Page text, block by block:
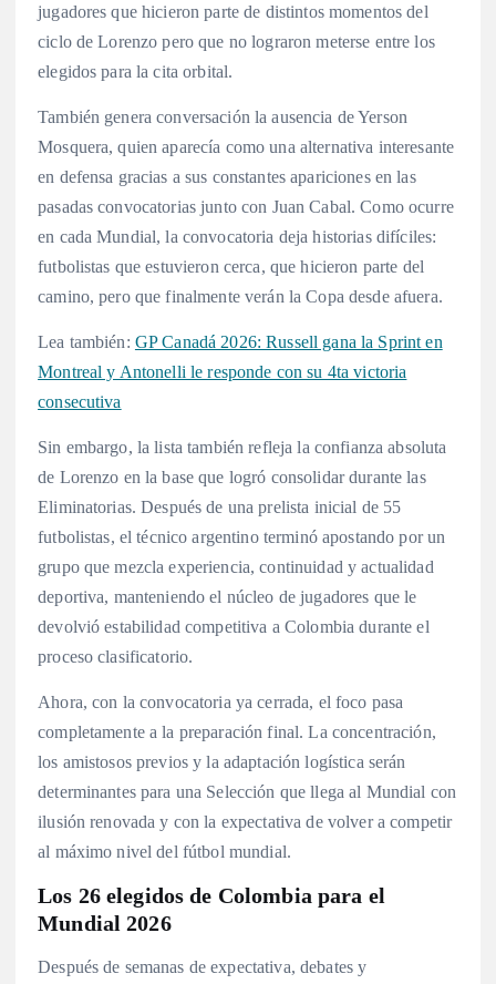
jugadores que hicieron parte de distintos momentos del
ciclo de Lorenzo pero que no lograron meterse entre los
elegidos para la cita orbital.
También genera conversación la ausencia de Yerson
Mosquera, quien aparecía como una alternativa interesante
en defensa gracias a sus constantes apariciones en las
pasadas convocatorias junto con Juan Cabal. Como ocurre
en cada Mundial, la convocatoria deja historias difíciles:
futbolistas que estuvieron cerca, que hicieron parte del
camino, pero que finalmente verán la Copa desde afuera.
Lea también: GP Canadá 2026: Russell gana la Sprint en
Montreal y Antonelli le responde con su 4ta victoria
consecutiva
Sin embargo, la lista también refleja la confianza absoluta
de Lorenzo en la base que logró consolidar durante las
Eliminatorias. Después de una prelista inicial de 55
futbolistas, el técnico argentino terminó apostando por un
grupo que mezcla experiencia, continuidad y actualidad
deportiva, manteniendo el núcleo de jugadores que le
devolvió estabilidad competitiva a Colombia durante el
proceso clasificatorio.
Ahora, con la convocatoria ya cerrada, el foco pasa
completamente a la preparación final. La concentración,
los amistosos previos y la adaptación logística serán
determinantes para una Selección que llega al Mundial con
ilusión renovada y con la expectativa de volver a competir
al máximo nivel del fútbol mundial.
Los 26 elegidos de Colombia para el
Mundial 2026
Después de semanas de expectativa, debates y